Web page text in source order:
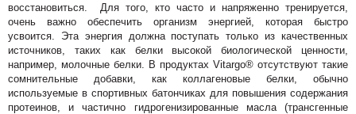
восстановиться. Для того, кто часто и напряженно тренируется,
очень важно обеспечить организм энергией, которая быстро
усвоится. Эта энергия должна поступать только из качественных
источников, таких как белки высокой биологической ценности,
например, молочные белки. В продуктах Vitargo® отсутствуют такие
сомнительные добавки, как коллагеновые белки, обычно
используемые в спортивных батончиках для повышения содержания
протеинов, и частично гидрогенизированные масла (трансгенные